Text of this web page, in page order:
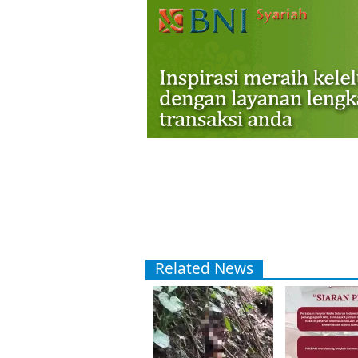
Related News